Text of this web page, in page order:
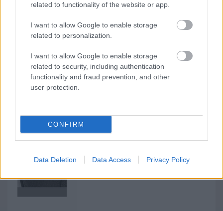
related to functionality of the website or app.
I want to allow Google to enable storage
related to personalization.
I want to allow Google to enable storage
related to security, including authentication
functionality and fraud prevention, and other
user protection.
CONFIRM
Data Deletion Data Access Privacy Policy